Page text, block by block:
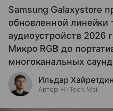
Samsung Galaxystore
обновленной линейки
аудиоустройств 2026
Микро RGB до
многоканальных
Ильдар
Автор Hi-Tech Mail